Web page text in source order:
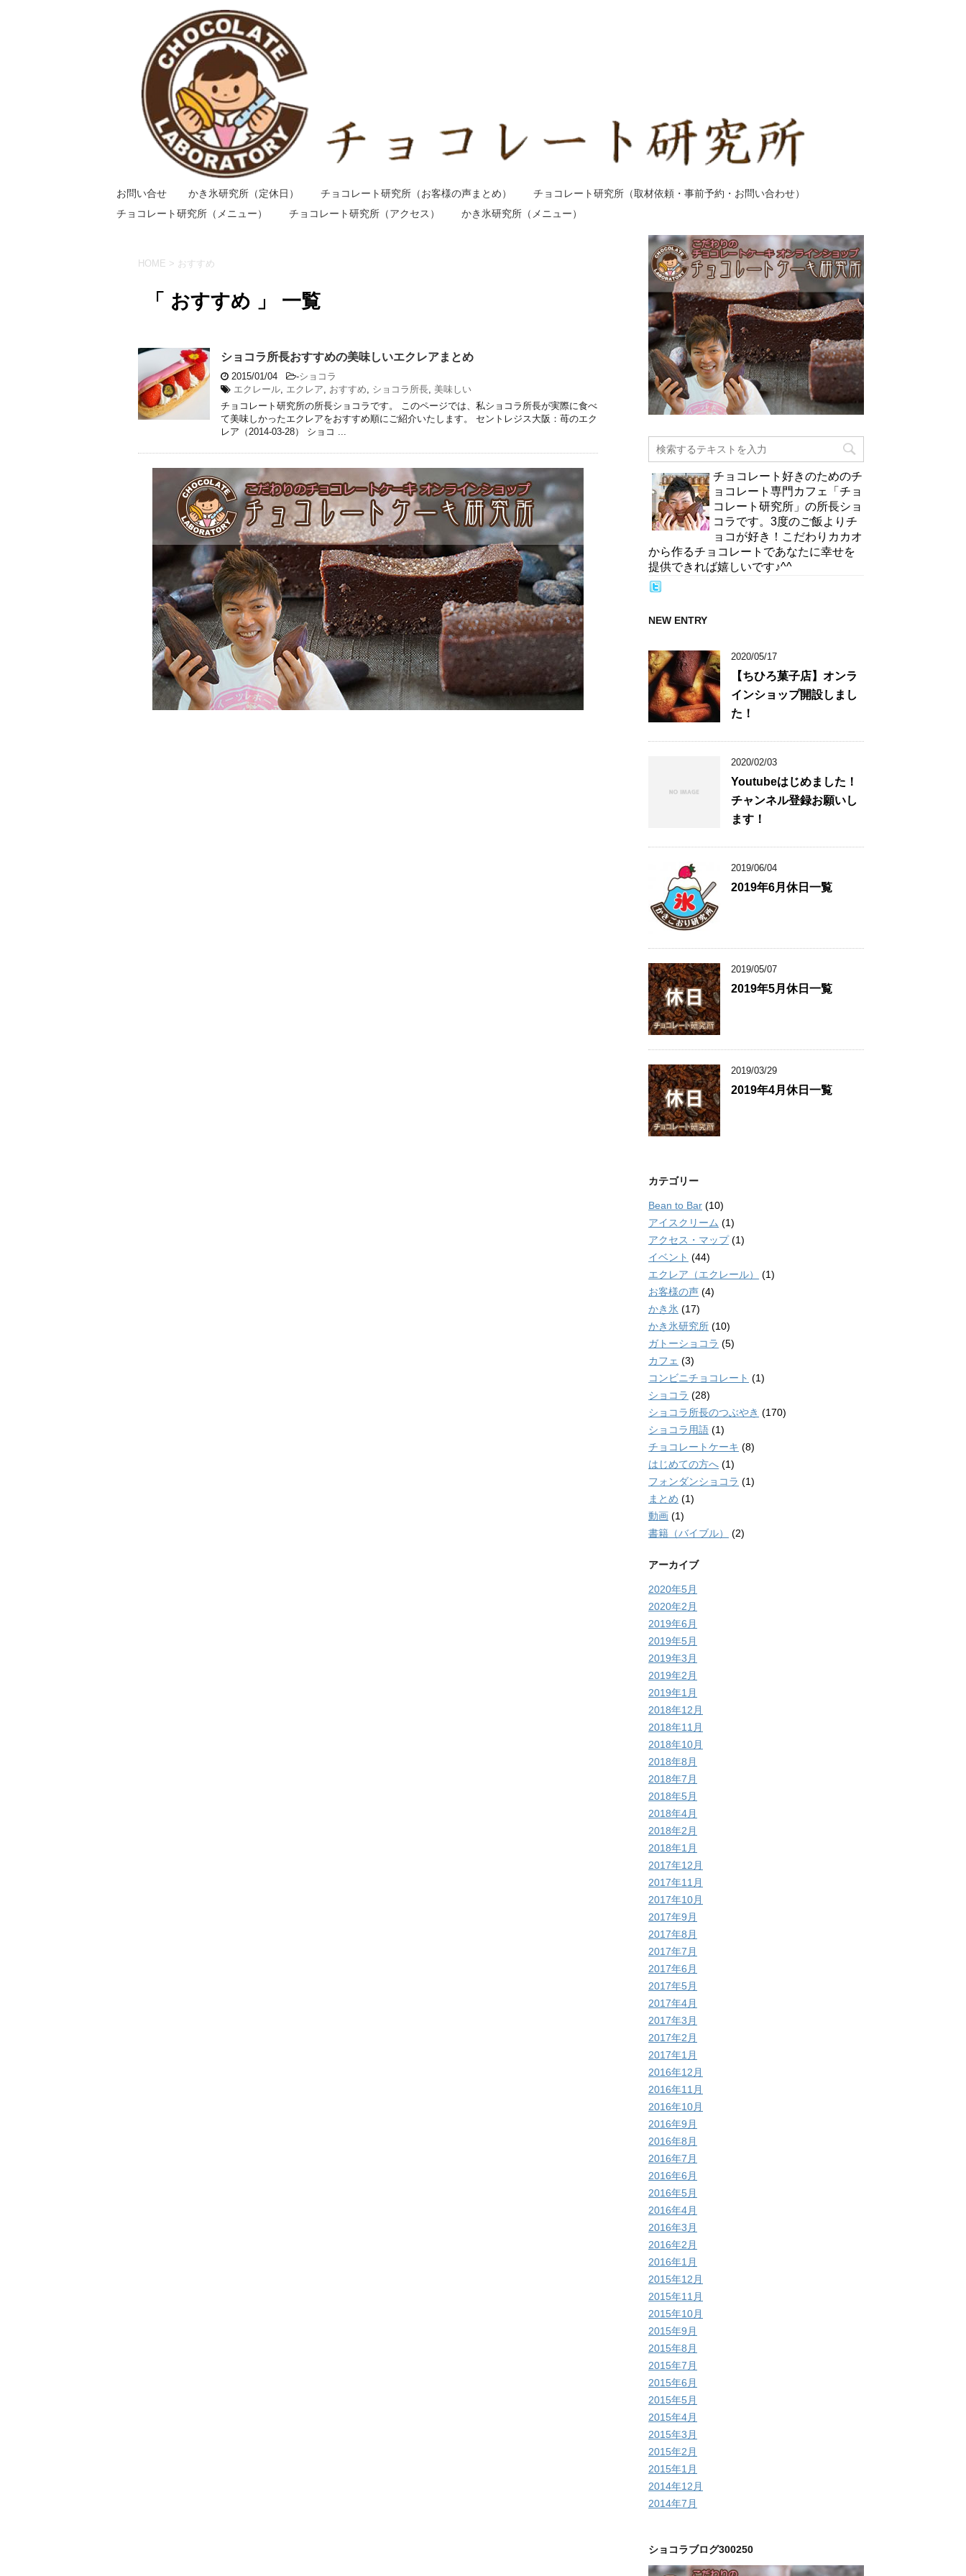
お問い合せ かき氷研究所（定休日） チョコレート研究所（お客様の声まとめ）
チョコレート研究所（取材依頼・事前予約・お問い合わせ）
チョコレート研究所（メニュー）
チョコレート研究所（アクセス） かき氷研究所（メニュー）
HOME > おすすめ
「 おすすめ 」 一覧
ショコラ所長おすすめの美味しいエクレアまとめ
2015/01/04 -ショコラ
エクレール
エクレア おすすめ ショコラ所長 美味しい
チョコレート研究所の所長ショコラです。 このページでは、私ショコラ所長が実際に食べ
て美味しかったエクレアをおすすめ順にご紹介いたします。 セントレジス大阪：苺のエク
レア（2014-03-28） ショコ ...
チョコレート好きのためのチ
ョコレート専門カフェ「チョ
コレート研究所」の所長ショ
コラです。3度のご飯よりチ
ョコが好き！こだわりカカオ
から作るチョコレートであなたに幸せを
提供できれば嬉しいです♪^^
NEW ENTRY
2020/05/17
【ちひろ菓子店】オンラ
インショップ開設しまし
た！
2020/02/03
Youtubeはじめました！
チャンネル登録お願いし
ます！
2019/06/04
2019年6月休日一覧
2019/05/07
2019年5月休日一覧
2019/03/29
2019年4月休日一覧
カテゴリー
Bean to Bar (10)
アイスクリーム (1)
アクセス・マップ(1)
イベント (44)
エクレア（エクレール）
(1)
お客様の声 (4)
かき氷 (17)
かき氷研究所 (10)
ガトーショコラ (5)
カフェ (3)
コンビニチョコレート (1)
ショコラ (28)
ショコラ所長のつぶやき (170)
ショコラ用語 (1)
チョコレートケーキ (8)
はじめての方へ (1)
フォンダンショコラ (1)
まとめ (1)
動画 (1)
書籍（バイブル）
(2)
アーカイブ
2020年5月
2020年2月
2019年6月
2019年5月
2019年3月
2019年2月
2019年1月
2018年12月
2018年11月
2018年10月
2018年8月
2018年7月
2018年5月
2018年4月
2018年2月
2018年1月
2017年12月
2017年11月
2017年10月
2017年9月
2017年8月
2017年7月
2017年6月
2017年5月
2017年4月
2017年3月
2017年2月
2017年1月
2016年12月
2016年11月
2016年10月
2016年9月
2016年8月
2016年7月
2016年6月
2016年5月
2016年4月
2016年3月
2016年2月
2016年1月
2015年12月
2015年11月
2015年10月
2015年9月
2015年8月
2015年7月
2015年6月
2015年5月
2015年4月
2015年3月
2015年2月
2015年1月
2014年12月
2014年7月
ショコラブログ300250